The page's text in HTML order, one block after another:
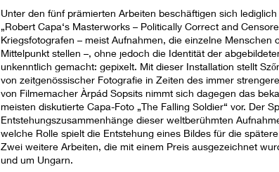
Unter den fünf prämierten Arbeiten beschäftigen sich
„Robert Capa‘s Masterworks – Politically Correct and
Kriegsfotografen – meist Aufnahmen, die einzelne
Mittelpunkt stellen –, ohne jedoch die Identität der
unkenntlich gemacht: gepixelt. Mit dieser Installation stellt
von zeitgenössischer Fotografie in Zeiten des immer
von Filmemacher Àrpád Sopsits nimmt sich dagegen das
meisten diskutierte Capa-Foto „The Falling Soldier“ vor. Der
Entstehungszusammenhänge dieser weltberühmten
welche Rolle spielt die Entstehung eines Bildes für die
Zwei weitere Arbeiten, die mit einem Preis ausgezeichnet
und um Ungarn.